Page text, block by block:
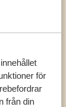
för
från din